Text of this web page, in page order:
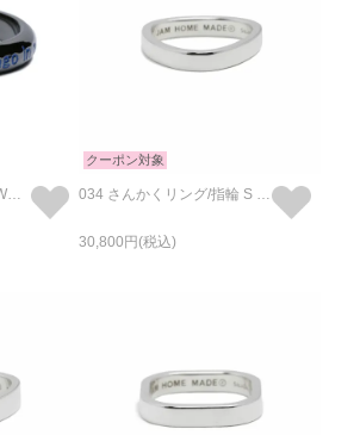
スター・ウォーズ"STARWARS™" イントロダクトメッセージリング-ブラック
クーポン対象
30,800